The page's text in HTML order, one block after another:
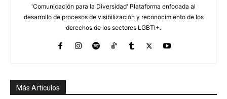
'Comunicación para la Diversidad' Plataforma enfocada al
desarrollo de procesos de visibilización y reconocimiento de los
derechos de los sectores LGBTI+.
Más Articulos